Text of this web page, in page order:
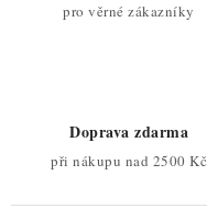
pro věrné zákazníky
Doprava zdarma
při nákupu nad 2500 Kč